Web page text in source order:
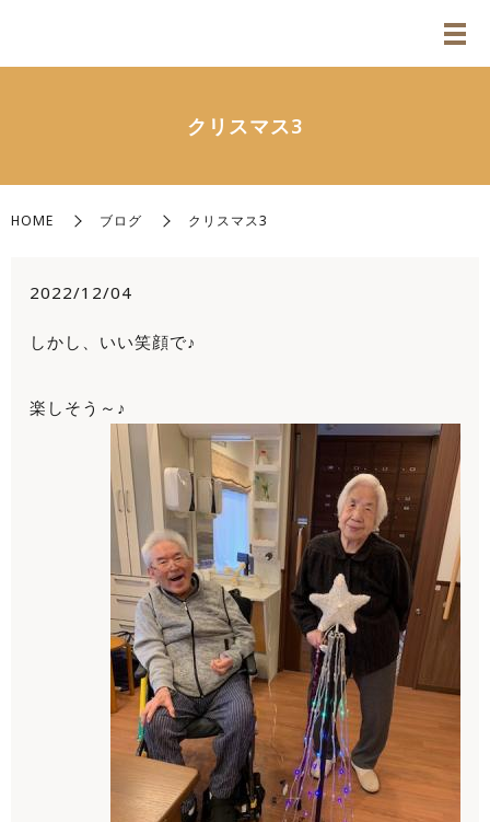
クリスマス3
HOME ブログ クリスマス3
2022/12/04
しかし、いい笑顔で♪
楽しそう～♪